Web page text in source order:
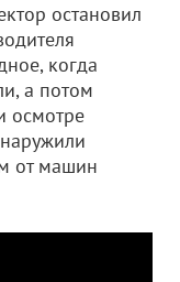
остановил
когда
а потом
осмотре
от машин